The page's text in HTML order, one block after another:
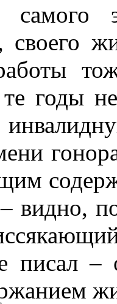
своего
те годы
видно,
писал